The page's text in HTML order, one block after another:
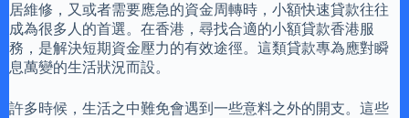
居維修，又或者需要應急的資金周轉時，小額快速貸款往往
成為很多人的首選。在香港，尋找合適的小額貸款香港服
務，是解決短期資金壓力的有效途徑。這類貸款專為應對瞬
息萬變的生活狀況而設。
許多時候，生活之中難免會遇到一些意料之外的開支。這些